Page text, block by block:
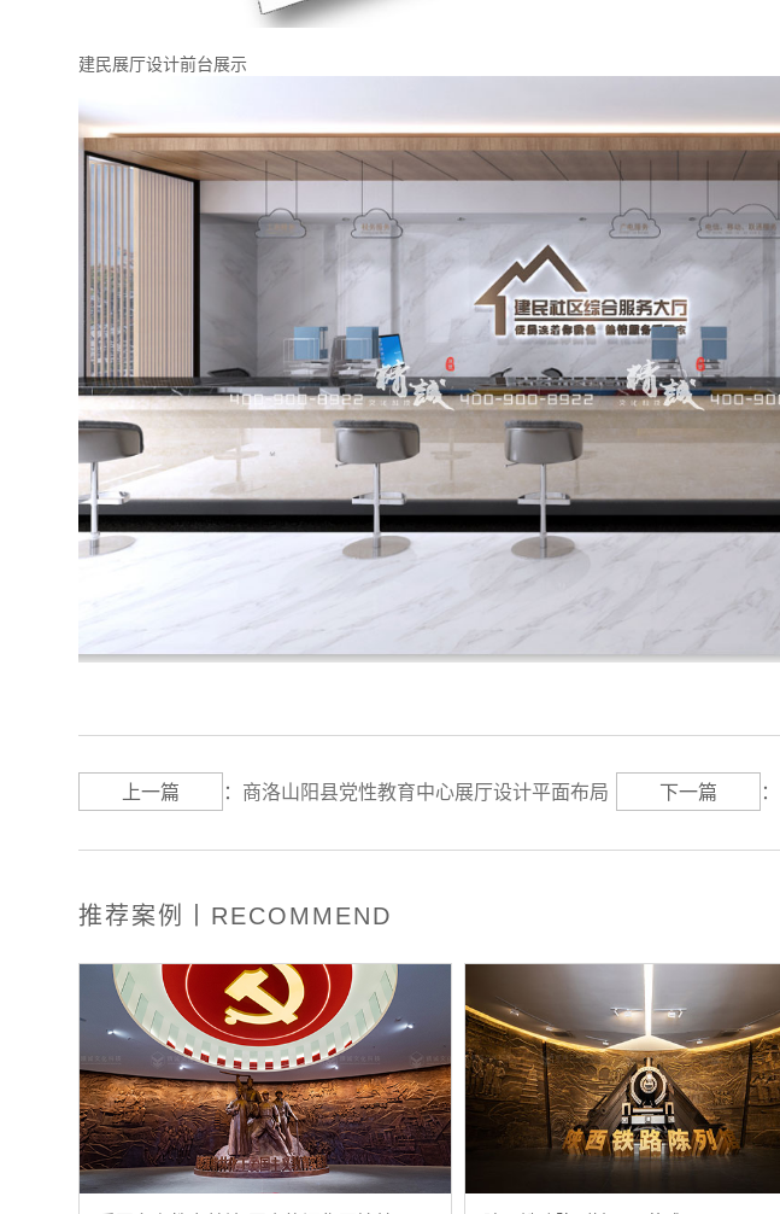
建民展厅设计前台展示
上一篇 ： 商洛山阳县党性教育中心展厅设计平面布局 下一篇 ：
推荐案例丨RECOMMEND